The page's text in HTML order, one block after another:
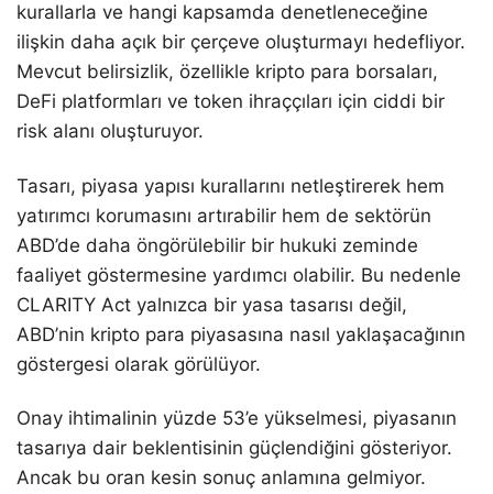
kurallarla ve hangi kapsamda denetleneceğine
ilişkin daha açık bir çerçeve oluşturmayı hedefliyor.
Mevcut belirsizlik, özellikle kripto para borsaları,
DeFi platformları ve token ihraççıları için ciddi bir
risk alanı oluşturuyor.
Tasarı, piyasa yapısı kurallarını netleştirerek hem
yatırımcı korumasını artırabilir hem de sektörün
ABD’de daha öngörülebilir bir hukuki zeminde
faaliyet göstermesine yardımcı olabilir. Bu nedenle
CLARITY Act yalnızca bir yasa tasarısı değil,
ABD’nin kripto para piyasasına nasıl yaklaşacağının
göstergesi olarak görülüyor.
Onay ihtimalinin yüzde 53’e yükselmesi, piyasanın
tasarıya dair beklentisinin güçlendiğini gösteriyor.
Ancak bu oran kesin sonuç anlamına gelmiyor.